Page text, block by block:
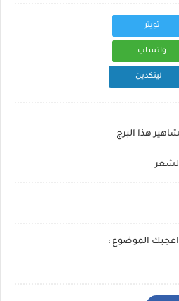
تويتر
واتساب
لينكدين
هذا البرج
الموضوع :